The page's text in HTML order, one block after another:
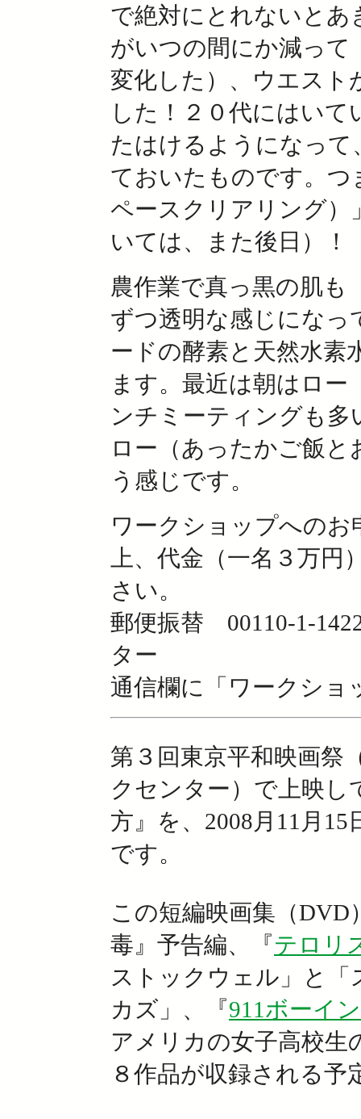
で絶対にとれないと
がいつの間にか減って
変化した）、ウエスト
した！２０代にはい
たはけるようになっ
ておいたものです。
ペースクリアリング
いては、また後日）！
農作業で真っ黒の肌も
ずつ透明な感じにな
ードの酵素と天然水素
ます。最近は朝はロー
ンチミーティングも
ロー（あったかご飯
う感じです。
ワークショップへの
上、代金（一名３万
さい。
郵便振替 00110-1-
ター
通信欄に「ワークショ
第３回東京平和映画祭
クセンター）で上映し
方』を、2008月11月
です。
この短編映画集（DVD
毒』予告編、『テロリ
ストックウェル」と
カズ」、『911ボーイ
アメリカの女子高校生
８作品が収録される予